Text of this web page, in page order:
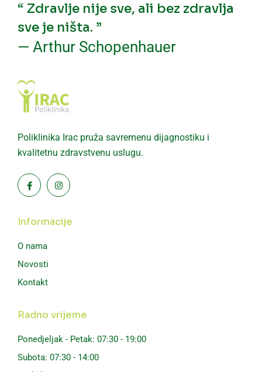
“ Zdravlje nije sve, ali bez zdravlja
sve je ništa. ”
— Arthur Schopenhauer
Poliklinika Irac pruža savremenu dijagnostiku i
kvalitetnu zdravstvenu uslugu.
Informacije
O nama
Novosti
Kontakt
Radno vrijeme
Ponedjeljak - Petak: 07:30 - 19:00
Subota: 07:30 - 14:00